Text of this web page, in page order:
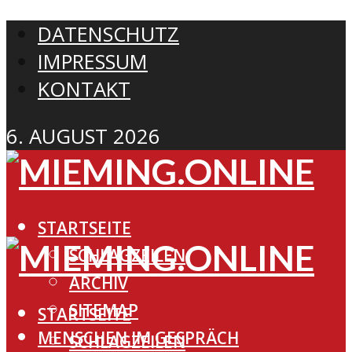
DATENSCHUTZ
IMPRESSUM
KONTAKT
6. AUGUST 2026
STARTSEITE
SCHLAGZEILEN
ARCHIV
SITEMAP
MENSCHEN IM GESPRÄCH
STARTSEITE
SCHLAGZEILEN